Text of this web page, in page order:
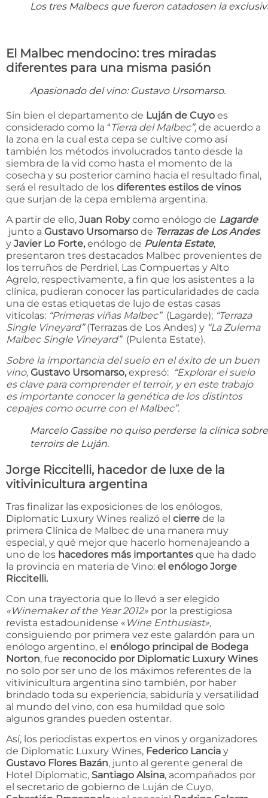
Los tres Malbecs que fueron catadosen la
El Malbec mendocino: tres miradas
diferentes para una misma pasión
Apasionado del vino: Gustavo Ursomarso.
Sin bien el departamento de Luján de Cuyo es
considerado como la “Tierra del Malbec”, de acuerdo a
la zona en la cual esta cepa se cultive como así
también los métodos involucrados tanto desde la
siembra de la vid como hasta el momento de la
cosecha y su posterior camino hacia el resultado final,
será el resultado de los diferentes estilos de vinos
que surjan de la cepa emblema argentina.
A partir de ello, Juan Robycomo enólogo de Lagarde
junto a Gustavo Ursomarso de Terrazas de Los Andes
y Javier Lo Forte, enólogo de Pulenta Estate,
presentaron tres destacados Malbec provenientes de
los terruños de Perdriel, Las Compuertas y Alto
Agrelo, respectivamente, a fin que los asistentes a la
clínica, pudieran conocer las particularidades de cada
una de estas etiquetas de lujo de estas casas
vitícolas: “Primeras viñas Malbec” (Lagarde); “Terraza
Single Vineyard”(Terrazas de Los Andes) y “La Zulema
Malbec Single Vineyard” (Pulenta Estate).
Sobre la importancia del suelo en el éxito de un buen
vino, Gustavo Ursomarso, expresó: “Explorar el suelo
es clave para comprender el terroir, y en este trabajo
es importante conocer la genética de los distintos
cepajes como ocurre con el Malbec”.
Marcelo Gassibe no quiso perderse la clínica sobre
terroirs de Luján.
Jorge Riccitelli, hacedor de luxe de la
vitivinicultura argentina
Tras finalizar las exposiciones de los enólogos,
Diplomatic Luxury Wines realizó el cierre de la
primera Clínica de Malbec de una manera muy
especial, y qué mejor que hacerlo homenajeando a
uno de los hacedores más importantes que ha dado
la provincia en materia de Vino: el enólogo Jorge
Riccitelli.
Con una trayectoria que lo llevó a ser elegido
«Winemaker of the Year 2012» por la prestigiosa
revista estadounidense « Wine Enthusiast»,
consiguiendo por primera vez este galardón para un
enólogo argentino, el enólogo principal de Bodega
Norton, fue reconocido por Diplomatic Luxury Wines
no solo por ser uno de los máximos referentes de la
vitivinicultura argentina sino también, por haber
brindado toda su experiencia, sabiduría y versatilidad
al mundo del vino, con esa humildad que solo
algunos grandes pueden ostentar.
Así, los periodistas expertos en vinos y organizadores
de Diplomatic Luxury Wines, Federico Lancia y
Gustavo Flores Bazán, junto al gerente general de
Hotel Diplomatic, Santiago Alsina, acompañados por
el secretario de gobierno de Luján de Cuyo,